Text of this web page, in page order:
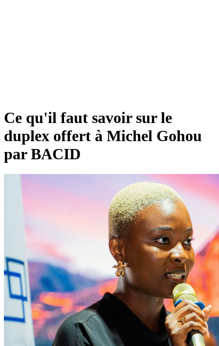
Ce qu'il faut savoir sur le
duplex offert à Michel Gohou
par BACID